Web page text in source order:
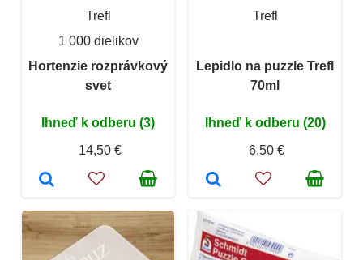
Trefl
1 000 dielikov
Hortenzie rozprávkový
svet
Ihneď k odberu (3)
14,50 €
Trefl
Lepidlo na puzzle Trefl
70ml
Ihneď k odberu (20)
6,50 €